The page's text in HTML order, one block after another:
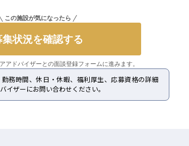
この施設が気になったら
集状況を確認する
アドバイザーとの面談登録フォームに進みます。
務時間、休日・休暇、福利厚生、応募資格の詳細
イザーにお問い合わせください。